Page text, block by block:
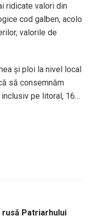
ridicate valori din
cod galben, acolo
valorile de
și ploi la nivel local
să consemnăm
pe litoral, 16…
rusă Patriarhului